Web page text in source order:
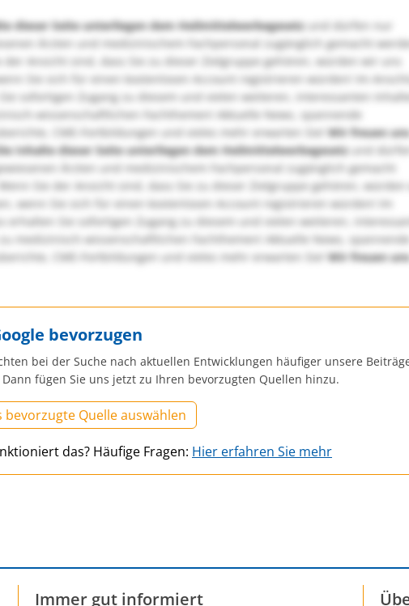
dieser Seite unterliegen dem Heilmittelwerbegesetzund dürfen nur
Ärzten und medizinischem Fachpersonal zugänglich gemacht
der Ansicht sind, dass Sie zu dieser Zielgruppe gehören, würden wir uns
Sie sich für einen kostenlosen Account registrieren würden! Im
sofortigen Zugang zu diesem und vielen weiteren, interessanten
wissenschaftlichen Fachthemen! Aktuelle News, spannende
CME-Fortbildungen und vieles mehr erwarten Sie!Wir freuen
Inhalte dieser Seite unterliegen dem Heilmittelwerbegesetzund dürfen
Ärzten und medizinischem Fachpersonal zugänglich gemacht
Sie der Ansicht sind, dass Sie zu dieser Zielgruppe gehören, würden
wenn Sie sich für einen kostenlosen Account registrieren würden! Im
erhalten Sie sofortigen Zugang zu diesem und vielen weiteren,
medizinisch-wissenschaftlichen Fachthemen! Aktuelle News, spannende
CME-Fortbildungen und vieles mehr erwarten Sie! Wir freuen
bevorzugen
bei der Suche nach aktuellen Entwicklungen häufiger unsere
Dann fügen Sie uns jetzt zu Ihren bevorzugten Quellen hinzu.
bevorzugte Quelle auswählen
das? Häufige Fragen: Hier erfahren Sie mehr
Immer gut informiert